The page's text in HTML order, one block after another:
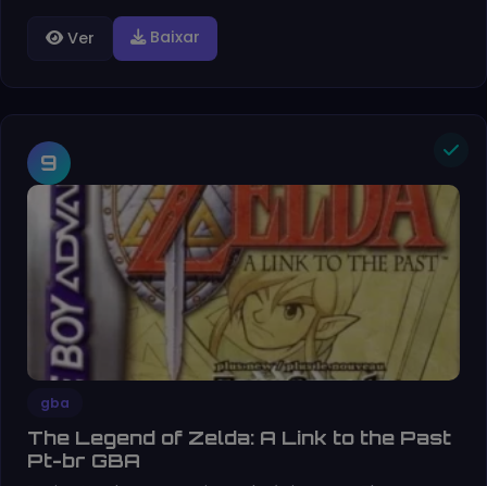
Ver Baixar
9
gba
The Legend of Zelda: A Link to the Past
Pt-br GBA